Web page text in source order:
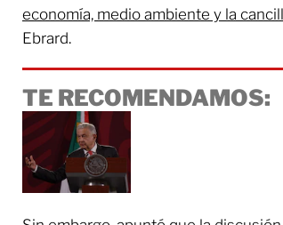
economía, medio ambiente y la
Ebrard.
TE RECOMENDAMOS: